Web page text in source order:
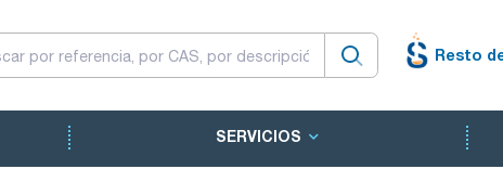
Resto
SERVICIOS